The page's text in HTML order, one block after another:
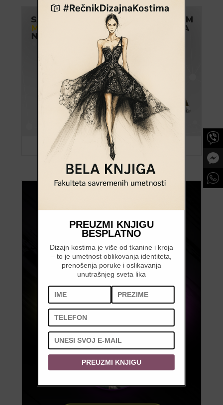
PREUZMI KNJIGU
BESPLATNO
Dizajn kostima je više od tkanine i kroja
– to je umetnost oblikovanja identiteta,
prenošenja poruke i oslikavanja
unutrašnjeg sveta lika
PREUZMI KNJIGU